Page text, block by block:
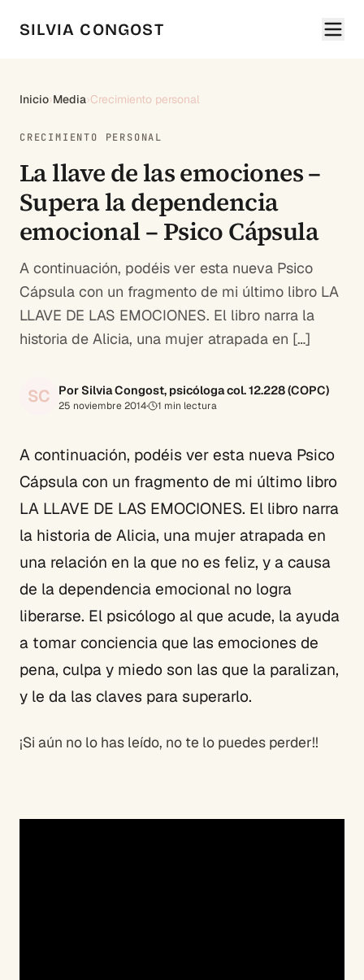
SILVIA CONGOST
Inicio›Media›Crecimiento personal
CRECIMIENTO PERSONAL
La llave de las emociones –
Supera la dependencia
emocional – Psico Cápsula
A continuación, podéis ver esta nueva Psico
Cápsula con un fragmento de mi último libro LA
LLAVE DE LAS EMOCIONES. El libro narra la
historia de Alicia, una mujer atrapada en […]
SC Por Silvia Congost, psicóloga col. 12.228 (COPC)
25 noviembre 2014· 1 min lectura
A continuación, podéis ver esta nueva Psico
Cápsula con un fragmento de mi último libro
LA LLAVE DE LAS EMOCIONES. El libro narra
la historia de Alicia, una mujer atrapada en
una relación en la que no es feliz, y a causa
de la dependencia emocional no logra
liberarse. El psicólogo al que acude, la ayuda
a tomar conciencia que las emociones de
pena, culpa y miedo son las que la paralizan,
y le da las claves para superarlo.
¡Si aún no lo has leído, no te lo puedes perder!!